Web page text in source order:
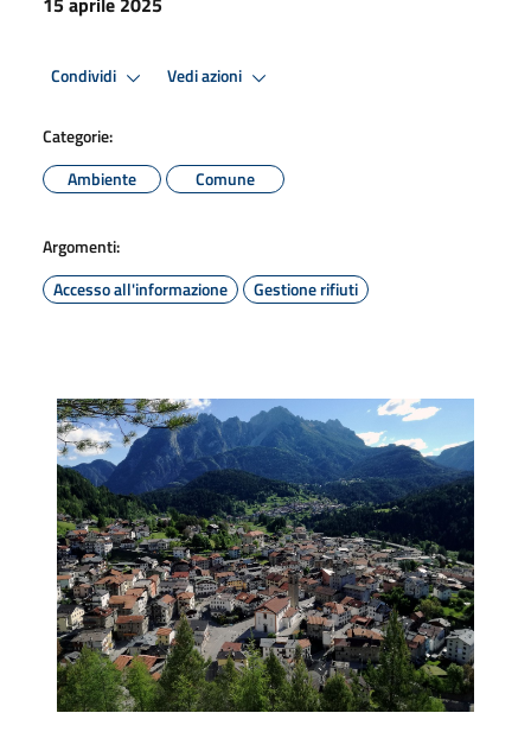
Condividi Vedi azioni
Categorie:
Ambiente
Comune
Argomenti:
Accesso all'informazione
Gestione rifiuti